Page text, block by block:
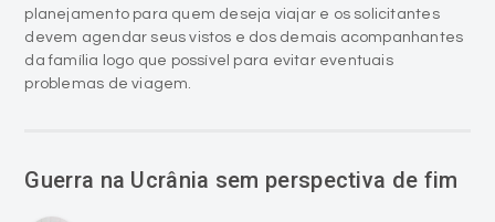
planejamento para quem deseja viajar e os solicitantes
devem agendar seus vistos e dos demais acompanhantes
da família logo que possível para evitar eventuais
problemas de viagem.
Guerra na Ucrânia sem perspectiva de fim